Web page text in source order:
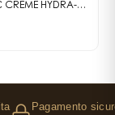
CRÈME HYDRA-REPULPANTE
Pagamento